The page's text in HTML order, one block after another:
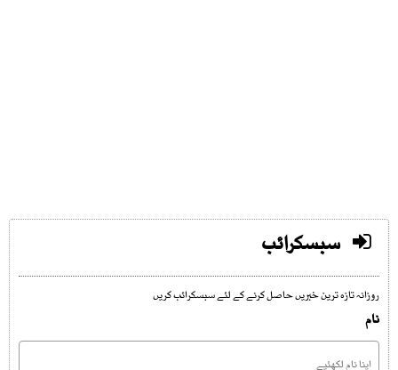
سبسکرائب
روزانہ تازہ ترین خبریں حاصل کرنے کے لئے سبسکرائب کریں
نام